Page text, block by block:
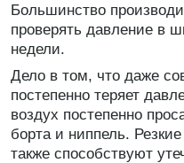
Большинство
проверять давление в
недели.
Дело в том, что даже
постепенно теряет
воздух постепенно
борта и ниппель.
также способствуют